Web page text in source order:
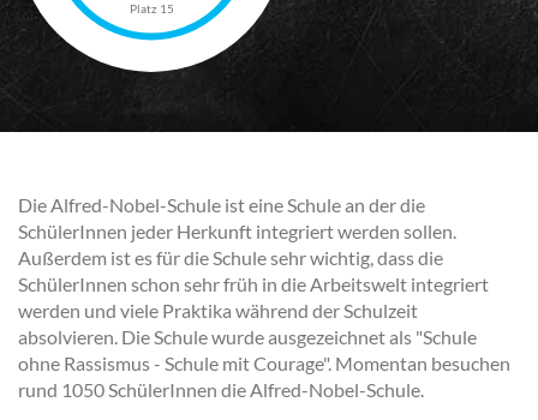
Platz 15
Die Alfred-Nobel-Schule ist eine Schule an der die
SchülerInnen jeder Herkunft integriert werden sollen.
Außerdem ist es für die Schule sehr wichtig, dass die
SchülerInnen schon sehr früh in die Arbeitswelt integriert
werden und viele Praktika während der Schulzeit
absolvieren. Die Schule wurde ausgezeichnet als "Schule
ohne Rassismus - Schule mit Courage". Momentan besuchen
rund 1050 SchülerInnen die Alfred-Nobel-Schule.